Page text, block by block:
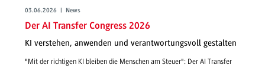
03.06.2026 | News
Der AI Transfer Congress 2026
KI verstehen, anwenden und verantwortungsvoll gestalten
"Mit der richtigen KI bleiben die Menschen am Steuer": Der AI Transfer